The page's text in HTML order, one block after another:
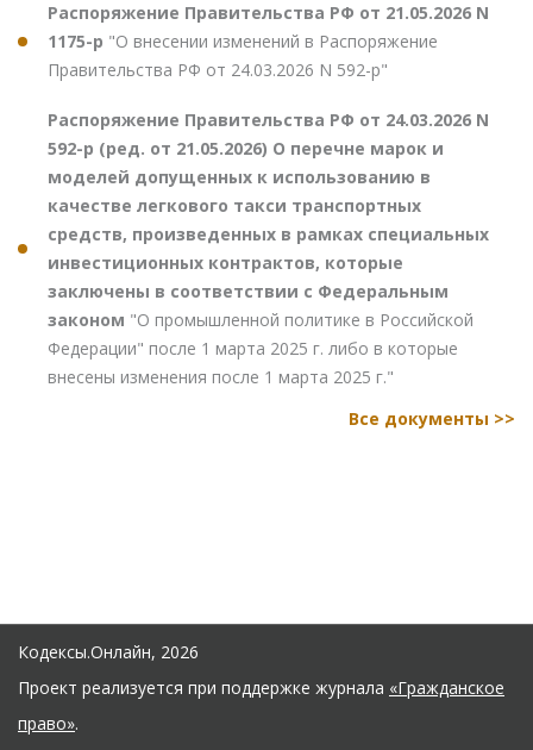
Распоряжение Правительства РФ от 21.05.2026 N
1175-р "О внесении изменений в Распоряжение
Правительства РФ от 24.03.2026 N 592-р"
Распоряжение Правительства РФ от 24.03.2026 N
592-р (ред. от 21.05.2026) О перечне марок и
моделей допущенных к использованию в
качестве легкового такси транспортных
средств, произведенных в рамках специальных
инвестиционных контрактов, которые
заключены в соответствии с Федеральным
законом "О промышленной политике в Российской
Федерации" после 1 марта 2025 г. либо в которые
внесены изменения после 1 марта 2025 г."
Все документы >>
Кодексы.Онлайн, 2026
Проект реализуется при поддержке журнала «Гражданское
право».